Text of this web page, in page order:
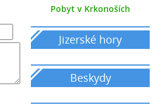
Pobyt v Krkonoších
Jizerské hory
Beskydy